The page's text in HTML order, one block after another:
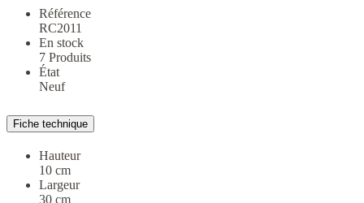
Référence
RC2011
En stock
7 Produits
État
Neuf
Fiche technique
Hauteur
10 cm
Largeur
30 cm